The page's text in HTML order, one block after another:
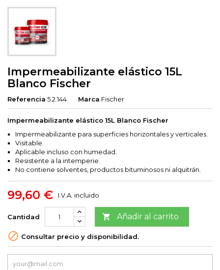
Impermeabilizante elástico 15L
Blanco Fischer
Referencia 5.2.144 Marca Fischer
Impermeabilizante elástico 15L Blanco Fischer
Impermeabilizante para superficies horizontales y verticales.
Visitable.
Aplicable incluso con humedad.
Resistente a la intemperie.
No contiene solventes, productos bituminosos ni alquitrán.
99,60 € I.V.A. incluido
Cantidad  Añadir al carrito
 Consultar precio y disponibilidad.